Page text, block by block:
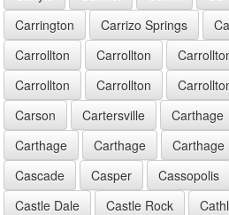
Carrington
Carrizo Springs
Carrollton
Carrollton
Carrollton
Carrollton
Carson
Cartersville Carthage
Carthage
Carthage Carthage
Cascade
Casper Cassopolis
Castle Dale
Castle Rock